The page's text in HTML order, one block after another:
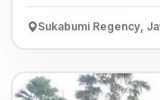
Sukabumi Regency,